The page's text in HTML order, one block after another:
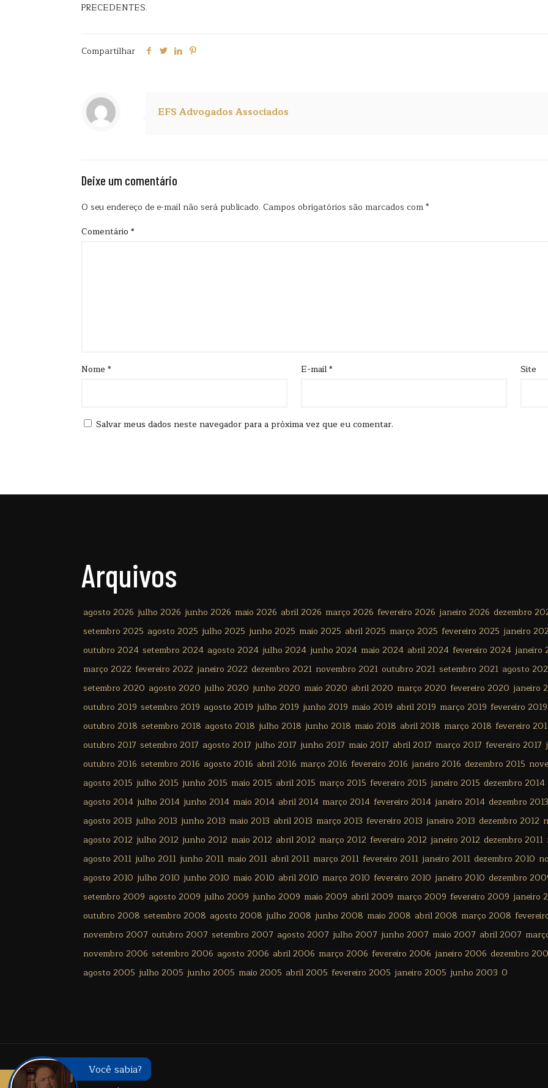
PRECEDENTES.
Compartilhar
EFS Advogados Associados
Deixe um comentário
O seu endereço de e-mail não será publicado. Campos obrigatórios são marcados com*
Comentário *
Nome * E-mail* Site
Salvar meus dados neste navegador para a próxima vez que eu comentar.
Arquivos
agosto 2026 julho 2026 junho 2026 maio 2026 abril 2026 março 2026 fevereiro 2026 janeiro 2026 dezembro
setembro 2025 agosto 2025 julho 2025 junho 2025 maio 2025 abril 2025 março 2025 fevereiro 2025 janeiro
outubro 2024 setembro 2024 agosto 2024 julho 2024 junho 2024 maio 2024 abril 2024 fevereiro 2024 janeiro
março 2022 fevereiro 2022 janeiro 2022 dezembro 2021 novembro 2021 outubro 2021 setembro 2021 agosto
setembro 2020 agosto 2020 julho 2020 junho 2020 maio 2020 abril 2020 março 2020 fevereiro 2020 janeiro
outubro 2019 setembro 2019 agosto 2019 julho 2019 junho 2019 maio 2019 abril 2019 março 2019 fevereiro 2019
outubro 2018 setembro 2018 agosto 2018 julho 2018 junho 2018 maio 2018 abril 2018 março 2018 fevereiro
outubro 2017 setembro 2017 agosto 2017 julho 2017 junho 2017 maio 2017 abril 2017 março 2017 fevereiro 2017
outubro 2016 setembro 2016 agosto 2016 abril 2016 março 2016 fevereiro 2016 janeiro 2016 dezembro 2015
agosto 2015 julho 2015 junho 2015 maio 2015 abril 2015 março 2015 fevereiro 2015 janeiro 2015 dezembro 2014
agosto 2014 julho 2014 junho 2014 maio 2014 abril 2014 março 2014 fevereiro 2014 janeiro 2014 dezembro 2013
agosto 2013 julho 2013 junho 2013 maio 2013 abril 2013 março 2013 fevereiro 2013 janeiro 2013 dezembro 2012
agosto 2012 julho 2012 junho 2012 maio 2012 abril 2012 março 2012 fevereiro 2012 janeiro 2012 dezembro 2011
agosto 2011 julho 2011 junho 2011 maio 2011 abril 2011 março 2011 fevereiro 2011 janeiro 2011 dezembro 2010
agosto 2010 julho 2010 junho 2010 maio 2010 abril 2010 março 2010 fevereiro 2010 janeiro 2010 dezembro
setembro 2009 agosto 2009 julho 2009 junho 2009 maio 2009 abril 2009 março 2009 fevereiro 2009 janeiro
outubro 2008 setembro 2008 agosto 2008 julho 2008 junho 2008 maio 2008 abril 2008 março 2008
novembro 2007 outubro 2007 setembro 2007 agosto 2007 julho 2007 junho 2007 maio 2007 abril 2007
novembro 2006 setembro 2006 agosto 2006 abril 2006 março 2006 fevereiro 2006 janeiro 2006 dezembro
agosto 2005 julho 2005 junho 2005 maio 2005 abril 2005 fevereiro 2005 janeiro 2005 junho 2003 0
Você sabia?